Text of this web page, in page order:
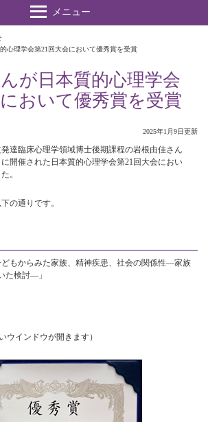
心理学会第21回大会において優秀賞を受賞
が日本質的心理学会
おいて優秀賞を受賞
2025年1月9日更新
達臨床心理学領域博士後期課程の岩根由佳さん
に開催された日本質的心理学会第21回大会におい
。
の通りです。
どもからみた家族、精神疾患、社会の関係性―家族
た検討―」
ウインドウが開きます）